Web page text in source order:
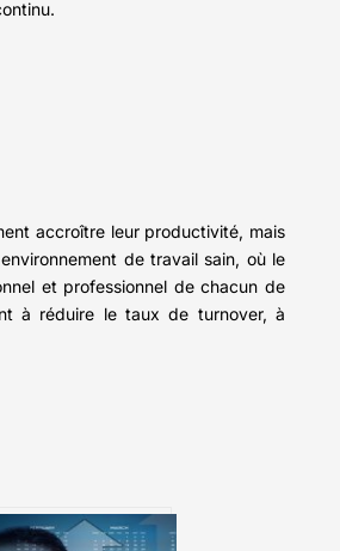
accroître leur productivité, mais
de travail sain, où le
et professionnel de chacun de
à réduire le taux de turnover, à